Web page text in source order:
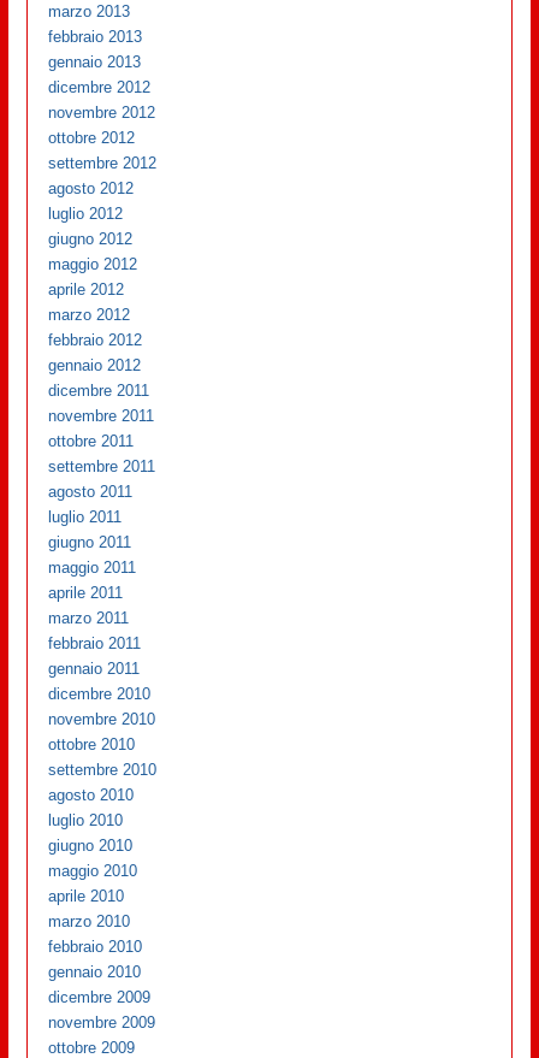
marzo 2013
febbraio 2013
gennaio 2013
dicembre 2012
novembre 2012
ottobre 2012
settembre 2012
agosto 2012
luglio 2012
giugno 2012
maggio 2012
aprile 2012
marzo 2012
febbraio 2012
gennaio 2012
dicembre 2011
novembre 2011
ottobre 2011
settembre 2011
agosto 2011
luglio 2011
giugno 2011
maggio 2011
aprile 2011
marzo 2011
febbraio 2011
gennaio 2011
dicembre 2010
novembre 2010
ottobre 2010
settembre 2010
agosto 2010
luglio 2010
giugno 2010
maggio 2010
aprile 2010
marzo 2010
febbraio 2010
gennaio 2010
dicembre 2009
novembre 2009
ottobre 2009